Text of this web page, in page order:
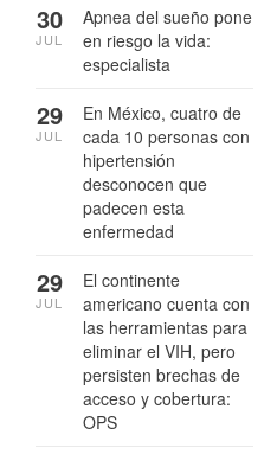
Apnea del sueño pone
en riesgo la vida:
especialista
30
JUL
En México, cuatro de
cada 10 personas con
hipertensión
desconocen que
padecen esta
enfermedad
29
JUL
El continente
americano cuenta con
las herramientas para
eliminar el VIH, pero
persisten brechas de
acceso y cobertura:
OPS
29
JUL